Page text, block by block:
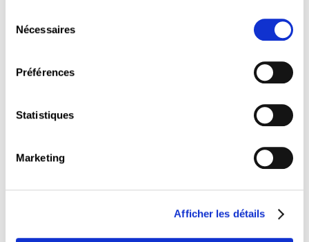
Nécessaires
Préférences
Statistiques
Marketing
Afficher les détails
européenne, la troisième mondialisation et la
Sans généraliser à partir de trajectoires
Alzette, Luxembourg-ville), une histoire «
servirait l’histoire globale quantitative,
interroge, dans les limites des données
Présentation - Estelle Berthereau